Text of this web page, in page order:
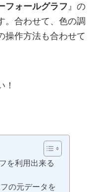
フォールグラフ 』の
。合わせて、色の調
操作方法も合わせて
を利用出来る
の元データを